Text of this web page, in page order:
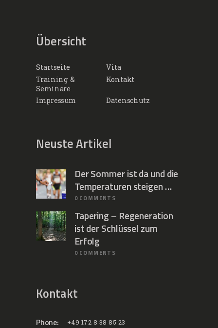
Übersicht
Startseite
Vita
Training &
Seminare
Kontakt
Impressum Datenschutz
Neuste Artikel
Der Sommer ist da und die
Temperaturen steigen …
0 COMMENTS
Tapering – Regeneration
ist der Schlüssel zum
Erfolg
0 COMMENTS
Kontakt
Phone: +49 172 8 38 85 23